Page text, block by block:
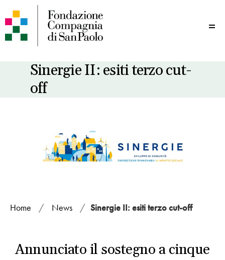
Sinergie II: esiti terzo cut-
off
Home / News / Sinergie II: esiti terzo cut-off
Annunciato il sostegno a cinque